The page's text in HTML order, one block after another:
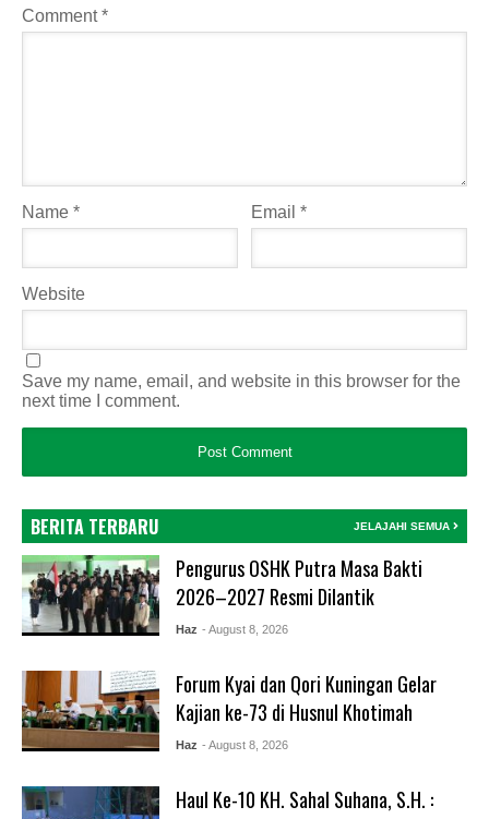
Comment*
Name * Email*
Website
Save my name, email, and website in this browser for the
next time I comment.
BERITA TERBARU JELAJAHI SEMUA
Pengurus OSHK Putra Masa Bakti
2026–2027 Resmi Dilantik
Haz - August 8, 2026
Forum Kyai dan Qori Kuningan Gelar
Kajian ke-73 di Husnul Khotimah
Haz - August 8, 2026
Haul Ke-10 KH. Sahal Suhana, S.H. :